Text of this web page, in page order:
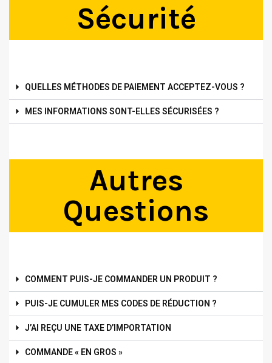
Sécurité
QUELLES MÉTHODES DE PAIEMENT ACCEPTEZ-VOUS ?
MES INFORMATIONS SONT-ELLES SÉCURISÉES ?
Autres
Questions
COMMENT PUIS-JE COMMANDER UN PRODUIT ?
PUIS-JE CUMULER MES CODES DE RÉDUCTION ?
J’AI REÇU UNE TAXE D’IMPORTATION
COMMANDE « EN GROS »